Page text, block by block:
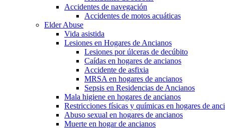
Accidentes de navegación
Accidentes de motos acuáticas
Elder Abuse
Vida asistida
Lesiones en Hogares de Ancianos
Lesiones por úlceras de decúbito
Caídas en hogares de ancianos
Accidente de asfixia
MRSA en hogares de ancianos
Sepsis en Residencias de Ancianos
Mala higiene en hogares de ancianos
Restricciones físicas y químicas en hogares de
Abuso sexual en hogares de ancianos
Muerte en hogar de ancianos